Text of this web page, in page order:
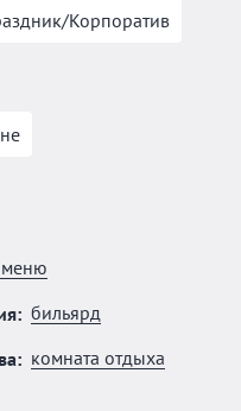
Корпоратив
меню
бильярд
комната отдыха